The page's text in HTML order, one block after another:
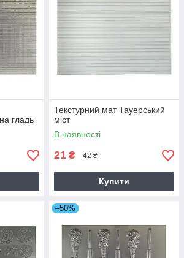
гладь
Текстурний мат Тауерський
міст
В наявності
21 ₴ 42 ₴
Купити
–50%